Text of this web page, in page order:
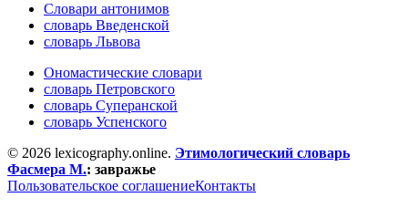
Словари антонимов
словарь Введенской
словарь Львова
Ономастические словари
словарь Петровского
словарь Суперанской
словарь Успенского
© 2026 lexicography.online. Этимологический словарь
Фасмера М.: завражье
Пользовательское соглашениеКонтакты